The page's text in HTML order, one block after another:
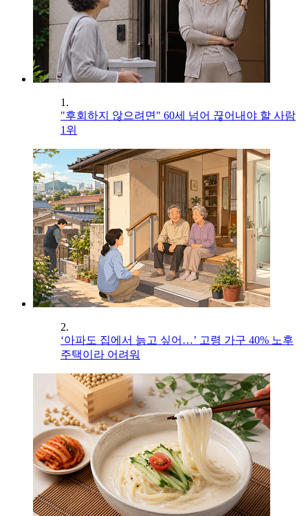
1.
"후회하지 않으려면" 60세 넘어 끊어내야 할 사람
1위
2.
‘아파도 집에서 늙고 싶어…’ 고령 가구 40% 노후
주택이라 어려워